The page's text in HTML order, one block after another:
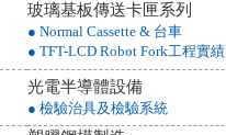
玻璃基板傳送卡匣系列
● Normal Cassette & 台車
● TFT-LCD Robot Fork工程實績
光電半導體設備
● 檢驗治具及檢驗系統